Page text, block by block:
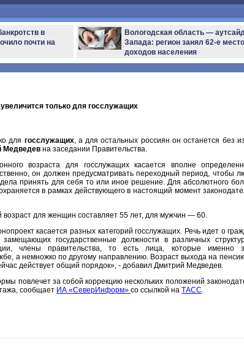
в
почти на
Вологодская область —
Запада: регион занял 62-е
доходов населения
только для госслужащих
для госслужащих, а для остальных россиян он останется без
Медведев на заседании Правительства.
возраста для госслужащих касается вполне
он должен предусматривать переходный период, чтобы
принять для себя то или иное решение. Для абсолютного
в рамках действующего в настоящий момент
для женщин составляет 55 лет, для мужчин — 60.
касается разных категорий госслужащих. Речь идет о
государственные должности в различных
члены правительства, то есть лица, которые именно
а немножко по другому направлению. Возраст выхода на
действует общий порядок», - добавил Дмитрий Медведев.
повлечет за собой коррекцию нескольких положений
сообщает ИА «СеверИнформ» со ссылкой на ТАСС.